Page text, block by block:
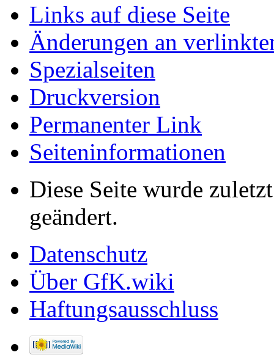
Links auf diese Seite
Änderungen an
Spezialseiten
Druckversion
Permanenter Link
Seiten­informationen
Diese Seite wurde
geändert.
Datenschutz
Über GfK.wiki
Haftungsausschluss